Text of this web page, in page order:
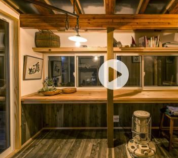
書籍・雑誌出版
アニ
ソーシャルグッド
ビュー
CAMPFIRE for Social Good